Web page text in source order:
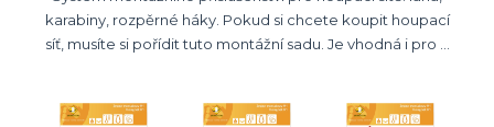
karabiny, rozpěrné háky. Pokud si chcete koupit houpací
síť, musíte si pořídit tuto montážní sadu. Je vhodná i pro ...